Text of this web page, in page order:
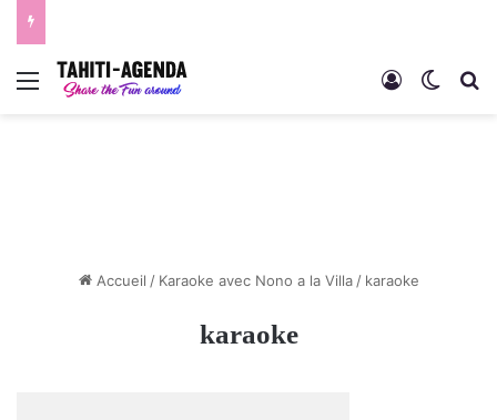
Menu Connexion
Accueil / Karaoke avec Nono a la Villa / karaoke
karaoke